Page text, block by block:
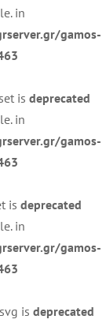
in
gamos-
is deprecated
in
gamos-
is deprecated
in
gamos-
is deprecated